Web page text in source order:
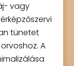
vagy
tünetet
A